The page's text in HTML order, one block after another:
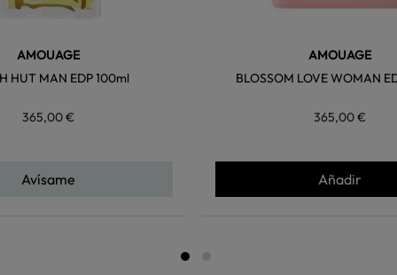
AMOUAGE
HUT MAN EDP 100ml
365,00 €
Avísame
AMOUAGE
BLOSSOM LOVE WOMAN
365,00 €
Añadir